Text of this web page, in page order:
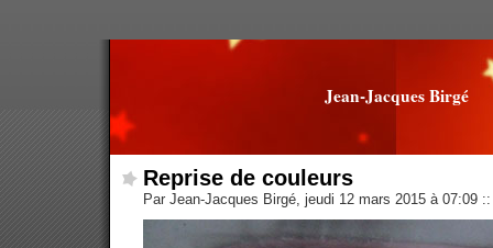
Jean-Jacques Birgé
Reprise de couleurs
Par Jean-Jacques Birgé, jeudi 12 mars 2015 à 07:09 ::